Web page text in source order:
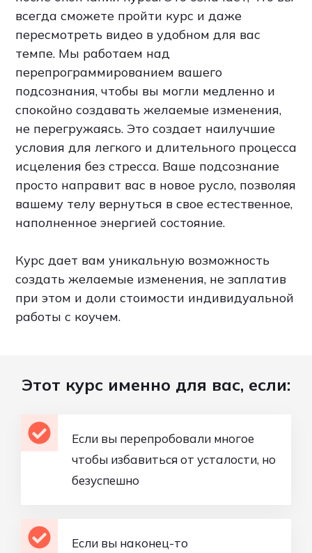
всегда сможете пройти курс и даже
пересмотреть видео в удобном для вас
темпе. Мы работаем над
перепрограммированием вашего
подсознания, чтобы вы могли медленно и
спокойно создавать желаемые изменения,
не перегружаясь. Это создает наилучшие
условия для легкого и длительного процесса
исцеления без стресса. Ваше подсознание
просто направит вас в новое русло, позволяя
вашему телу вернуться в свое естественное,
наполненное энергией состояние.
Курс дает вам уникальную возможность
создать желаемые изменения, не заплатив
при этом и доли стоимости индивидуальной
работы с коучем.
Этот курс именно для вас, если:
Если вы перепробовали многое
чтобы избавиться от усталости, но
безуспешно
Если вы наконец-то